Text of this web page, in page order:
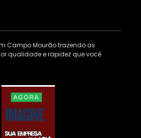
Campo Mourão trazendo as
qualidade e rapidez que você